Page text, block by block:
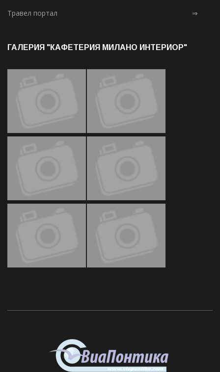
Травел портал ⇒
ГАЛЕРИЯ "КАФЕТЕРИЯ МИЛАНО ИНТЕРИОР"